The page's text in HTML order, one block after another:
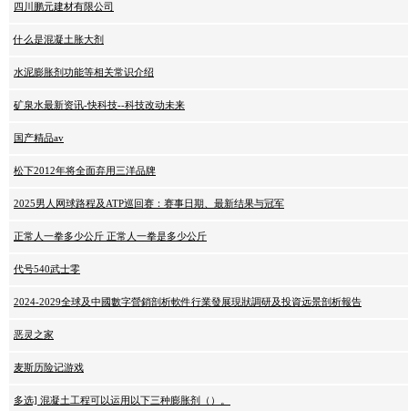
四川鹏元建材有限公司
什么是混凝土胀大剂
水泥膨胀剂功能等相关常识介绍
矿泉水最新资讯-快科技--科技改动未来
国产精品av
松下2012年将全面弃用三洋品牌
2025男人网球路程及ATP巡回赛：赛事日期、最新结果与冠军
正常人一拳多少公斤 正常人一拳是多少公斤
代号540武士零
2024-2029全球及中國數字營銷剖析軟件行業發展現狀調研及投資远景剖析報告
恶灵之家
麦斯历险记游戏
多选] 混凝土工程可以运用以下三种膨胀剂（）。